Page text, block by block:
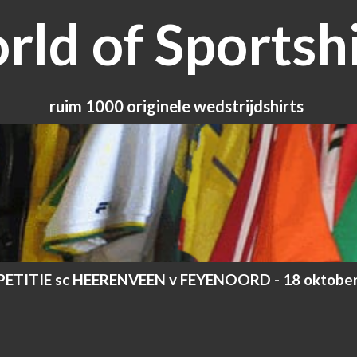
of
ruim 1000 originele wedstrijdshirts
sc HEERENVEEN v FEYENOORD - 18